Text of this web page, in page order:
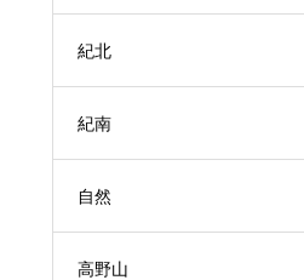
紀北
紀南
自然
高野山